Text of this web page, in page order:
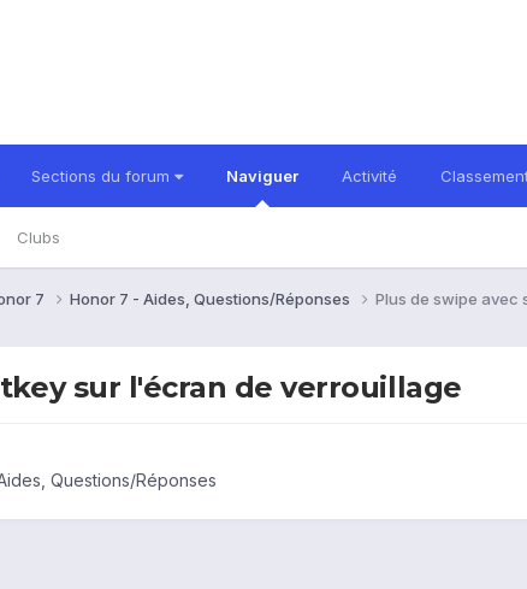
Sections du forum Naviguer
Clubs
Activité
7 Honor 7 - Aides, Questions/Réponses Plus de swipe
sur l'écran de verrouillage
Questions/Réponses